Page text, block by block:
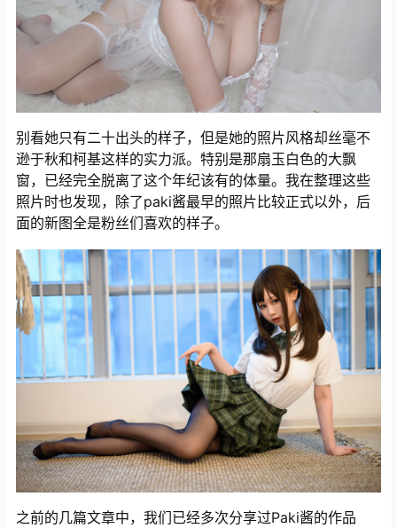
别看她只有二十出头的样子，但是她的照片风格却丝毫不
逊于秋和柯基这样的实力派。特别是那扇玉白色的大飘
窗，已经完全脱离了这个年纪该有的体量。我在整理这些
照片时也发现，除了paki酱最早的照片比较正式以外，后
面的新图全是粉丝们喜欢的样子。
之前的几篇文章中，我们已经多次分享过Paki酱的作品